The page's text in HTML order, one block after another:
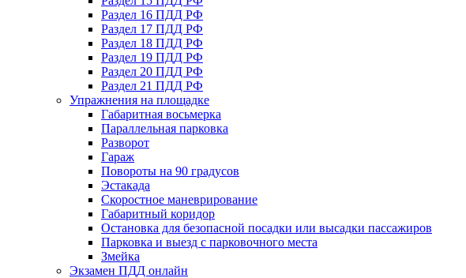
Раздел 16 ПДД РФ
Раздел 17 ПДД РФ
Раздел 18 ПДД РФ
Раздел 19 ПДД РФ
Раздел 20 ПДД РФ
Раздел 21 ПДД РФ
Упражнения на площадке
Габаритная восьмерка
Параллельная парковка
Разворот
Гараж
Повороты на 90 градусов
Эстакада
Скоростное маневрирование
Габаритный коридор
Остановка для безопасной посадки или высадки пассажиров
Парковка и выезд с парковочного места
Змейка
Экзамен ПДД онлайн